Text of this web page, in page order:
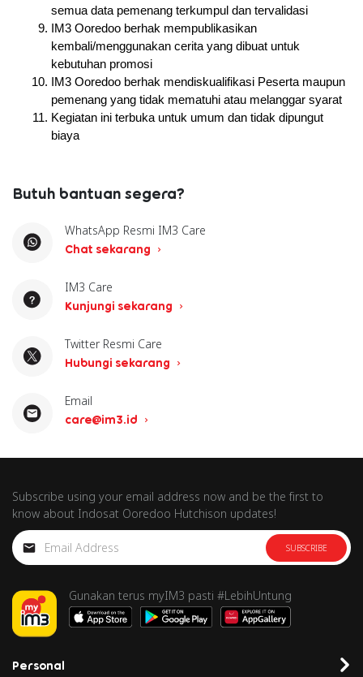
semua data pemenang terkumpul dan tervalidasi
IM3 Ooredoo berhak mempublikasikan
kembali/menggunakan cerita yang dibuat untuk
kebutuhan promosi
IM3 Ooredoo berhak mendiskualifikasi Peserta maupun
pemenang yang tidak mematuhi atau melanggar syarat
Kegiatan ini terbuka untuk umum dan tidak dipungut
biaya
Butuh bantuan segera?
WhatsApp Resmi IM3 Care
Chat sekarang
IM3 Care
Kunjungi sekarang
Twitter Resmi Care
Hubungi sekarang
Email
care@im3.id
Subscribe using your email address now and be the first to
know about Indosat Ooredoo Hutchison updates!
SUBSCRIBE
Gunakan terus myIM3 pasti #LebihUntung
Personal